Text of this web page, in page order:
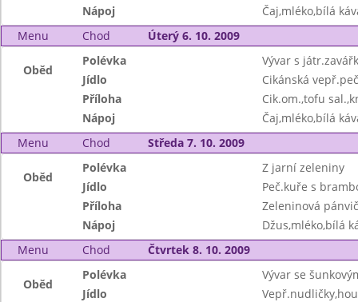
Nápoj
Čaj,mléko,bílá
Menu
Chod Úterý 6. 10. 2009
Oběd
Polévka
Vývar s
Jídlo
Cikánská
Příloha
Cik.om.,tofu
Nápoj
Čaj,mléko,bílá
Menu
Chod Středa 7. 10. 2009
Oběd
Polévka
Z jarní zeleniny
Jídlo
Peč.kuře s
Příloha
Zeleninová
Nápoj
Džus,mléko,bílá
Menu
Chod Čtvrtek 8. 10. 2009
Oběd
Polévka
Vývar se
Jídlo